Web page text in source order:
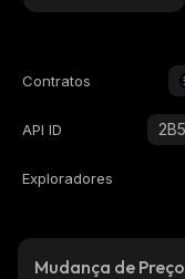
Contratos
API ID
Exploradores
Mudança de Preço